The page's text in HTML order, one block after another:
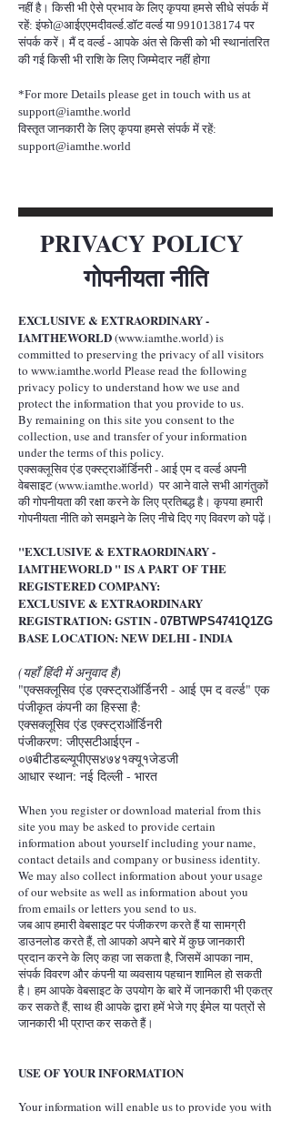
नहीं है। किसी भी ऐसे प्रभाव के लिए कृपया हमसे सीधे संपर्क में
रहें: इंफो@आईएएमदीवर्ल्ड.डॉट वर्ल्ड या 9910138174पर
संपर्क करें। मैं द वर्ल्ड - आपके अंत से किसी को भी स्थानांतरित
की गई किसी भी राशि के लिए जिम्मेदार नहीं होगा
*For more Details please get in touch with us at
support@iamthe.world
विस्तृत जानकारी के लिए कृपया हमसे संपर्क में रहें:
support@iamthe.world
PRIVACY POLICY
गोपनीयता नीति
EXCLUSIVE & EXTRAORDINARY -
IAMTHEWORLD(www.iamthe.world) is
committed to preserving the privacy of all visitors
to www.iamthe.world Please read the following
privacy policy to understand how we use and
protect the information that you provide to us.
By remaining on this site you consent to the
collection, use and transfer of your information
under the terms of this policy.
एक्सक्लूसिव एंड एक्स्ट्राऑर्डिनरी - आई एम द वर्ल्ड अपनी
वेबसाइट (www.iamthe.world) पर आने वाले सभी आगंतुकों
की गोपनीयता की रक्षा करने के लिए प्रतिबद्ध है। कृपया हमारी
गोपनीयता नीति को समझने के लिए नीचे दिए गए विवरण को पढ़ें।
"EXCLUSIVE & EXTRAORDINARY -
IAMTHEWORLD " IS A PART OF THE
REGISTERED COMPANY:
EXCLUSIVE & EXTRAORDINARY
REGISTRATION: GSTIN - 07BTWPS4741Q1ZG
BASE LOCATION: NEW DELHI - INDIA
(यहाँ हिंदी में अनुवाद है)
"एक्सक्लूसिव एंड एक्स्ट्राऑर्डिनरी - आई एम द वर्ल्ड" एक
पंजीकृत कंपनी का हिस्सा है:
एक्सक्लूसिव एंड एक्स्ट्राऑर्डिनरी
पंजीकरण: जीएसटीआईएन -
०७बीटीडब्ल्यूपीएस४७४१क्यू१जेडजी
आधार स्थान: नई दिल्ली - भारत
When you register or download material from this
site you may be asked to provide certain
information about yourself including your name,
contact details and company or business identity.
We may also collect information about your usage
of our website as well as information about you
from emails or letters you send to us.
जब आप हमारी वेबसाइट पर पंजीकरण करते हैं या सामग्री
डाउनलोड करते हैं, तो आपको अपने बारे में कुछ जानकारी
प्रदान करने के लिए कहा जा सकता है, जिसमें आपका नाम,
संपर्क विवरण और कंपनी या व्यवसाय पहचान शामिल हो सकती
है। हम आपके वेबसाइट के उपयोग के बारे में जानकारी भी एकत्र
कर सकते हैं, साथ ही आपके द्वारा हमें भेजे गए ईमेल या पत्रों से
जानकारी भी प्राप्त कर सकते हैं।
USE OF YOUR INFORMATION
Your information will enable us to provide you with